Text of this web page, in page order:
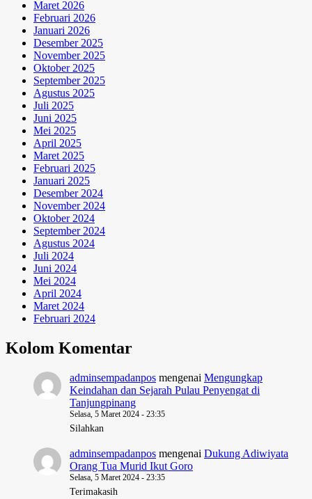
Maret 2026
Februari 2026
Januari 2026
Desember 2025
November 2025
Oktober 2025
September 2025
Agustus 2025
Juli 2025
Juni 2025
Mei 2025
April 2025
Maret 2025
Februari 2025
Januari 2025
Desember 2024
November 2024
Oktober 2024
September 2024
Agustus 2024
Juli 2024
Juni 2024
Mei 2024
April 2024
Maret 2024
Februari 2024
Kolom Komentar
adminsempadanpos mengenai Mengungkap
Keindahan dan Sejarah Pulau Penyengat di
Tanjungpinang
Selasa, 5 Maret 2024 - 23:35
Silahkan
adminsempadanpos mengenai Dukung Adiwiyata
Orang Tua Murid Ikut Goro
Selasa, 5 Maret 2024 - 23:35
Terimakasih